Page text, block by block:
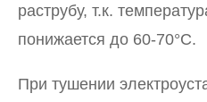
раструбу, т.к.
понижается до 60-70°С.
При тушении